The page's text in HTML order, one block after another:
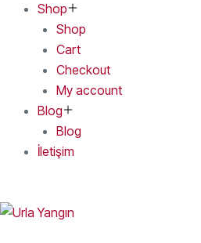
Shop
Shop
Cart
Checkout
My account
Blog
Blog
İletişim